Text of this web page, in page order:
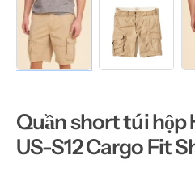
Quần short túi hộp
US-S12 Cargo Fit